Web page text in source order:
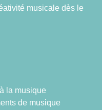
musicale dès le
la musique
de musique